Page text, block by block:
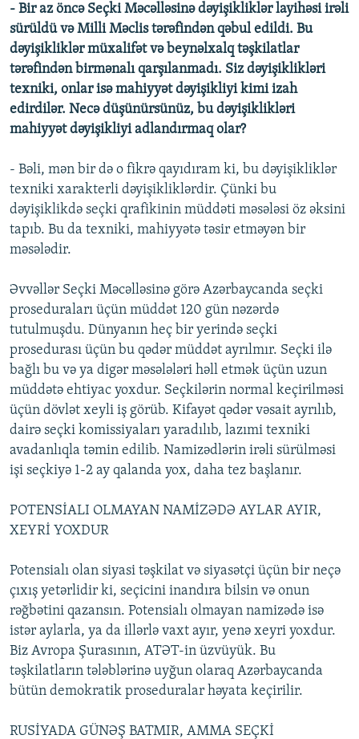
- Bir az öncə Seçki Məcəlləsinə dəyişikliklər layihəsi irəli
sürüldü və Milli Məclis tərəfindən qəbul edildi. Bu
dəyişikliklər müxalifət və beynəlxalq təşkilatlar
tərəfindən birmənalı qarşılanmadı. Siz dəyişiklikləri
texniki, onlar isə mahiyyət dəyişikliyi kimi izah
edirdilər. Necə düşünürsünüz, bu dəyişiklikləri
mahiyyət dəyişikliyi adlandırmaq olar?
- Bəli, mən bir də o fikrə qayıdıram ki, bu dəyişikliklər
texniki xarakterli dəyişikliklərdir. Çünki bu
dəyişiklikdə seçki qrafikinin müddəti məsələsi öz əksini
tapıb. Bu da texniki, mahiyyətə təsir etməyən bir
məsələdir.
Əvvəllər Seçki Məcəlləsinə görə Azərbaycanda seçki
proseduraları üçün müddət 120 gün nəzərdə
tutulmuşdu. Dünyanın heç bir yerində seçki
prosedurası üçün bu qədər müddət ayrılmır. Seçki ilə
bağlı bu və ya digər məsələləri həll etmək üçün uzun
müddətə ehtiyac yoxdur. Seçkilərin normal keçirilməsi
üçün dövlət xeyli iş görüb. Kifayət qədər vəsait ayrılıb,
dairə seçki komissiyaları yaradılıb, lazımi texniki
avadanlıqla təmin edilib. Namizədlərin irəli sürülməsi
işi seçkiyə 1-2 ay qalanda yox, daha tez başlanır.
POTENSİALI OLMAYAN NAMİZƏDƏ AYLAR AYIR,
XEYRİ YOXDUR
Potensialı olan siyasi təşkilat və siyasətçi üçün bir neçə
çıxış yetərlidir ki, seçicini inandıra bilsin və onun
rəğbətini qazansın. Potensialı olmayan namizədə isə
istər aylarla, ya da illərlə vaxt ayır, yenə xeyri yoxdur.
Biz Avropa Şurasının, ATƏT-in üzvüyük. Bu
təşkilatların tələblərinə uyğun olaraq Azərbaycanda
bütün demokratik proseduralar həyata keçirilir.
RUSİYADA GÜNƏŞ BATMIR, AMMA SEÇKİ